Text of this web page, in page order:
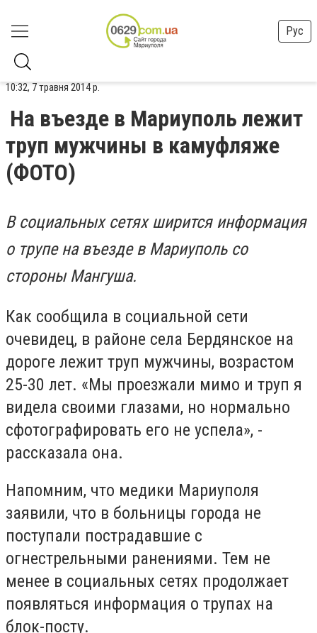
Рус
10:32, 7 травня 2014 р.
На въезде в Мариуполь лежит
труп мужчины в камуфляже
(ФОТО)
В социальных сетях ширится информация
о трупе на въезде в Мариуполь со
стороны Мангуша.
Как сообщила в социальной сети
очевидец, в районе села Бердянское на
дороге лежит труп мужчины, возрастом
25-30 лет. «Мы проезжали мимо и труп я
видела своими глазами, но нормально
сфотографировать его не успела», -
рассказала она.
Напомним, что медики Мариуполя
заявили, что в больницы города не
поступали пострадавшие с
огнестрельными ранениями. Тем не
менее в социальных сетях продолжает
появляться информация о трупах на
блок-посту.